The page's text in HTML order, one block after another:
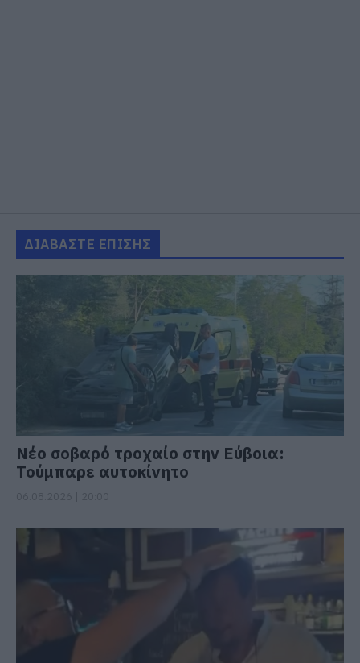
ΔΙΑΒΑΣΤΕ ΕΠΙΣΗΣ
Νέο σοβαρό τροχαίο στην Εύβοια:
Τούμπαρε αυτοκίνητο